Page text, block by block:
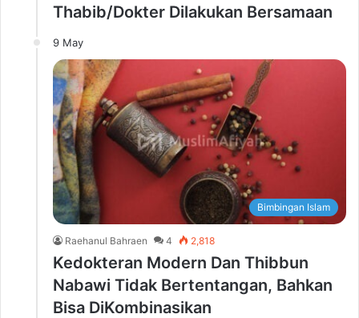
Thabib/Dokter Dilakukan Bersamaan
9 May
Bimbingan Islam
Raehanul Bahraen 4 2,818
Kedokteran Modern Dan Thibbun
Nabawi Tidak Bertentangan, Bahkan
Bisa DiKombinasikan